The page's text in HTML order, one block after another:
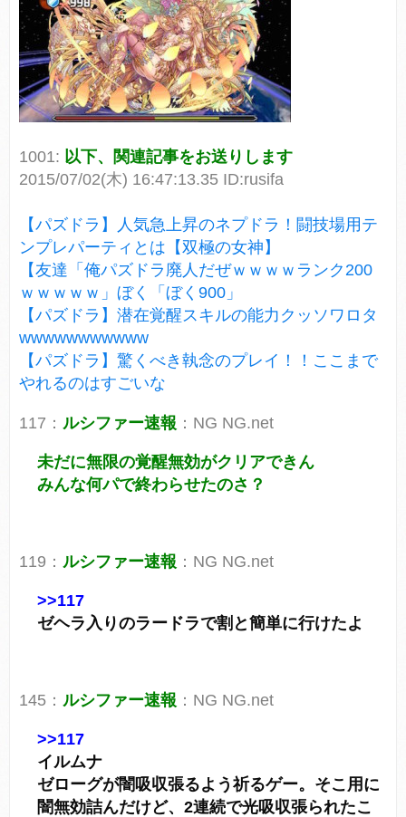
1001: 以下、関連記事をお送りします
2015/07/02(木) 16:47:13.35 ID:rusifa
【パズドラ】人気急上昇のネプドラ！闘技場用テ
ンプレパーティとは【双極の女神】
【友達「俺パズドラ廃人だぜｗｗｗｗランク200
ｗｗｗｗｗ」ぼく「ぼく900」
【パズドラ】潜在覚醒スキルの能力クッソワロタ
wwwwwwwwwww
【パズドラ】驚くべき執念のプレイ！！ここまで
やれるのはすごいな
117： ルシファー速報 ：NG NG.net
未だに無限の覚醒無効がクリアできん
みんな何パで終わらせたのさ？
119： ルシファー速報 ：NG NG.net
>>117
ゼヘラ入りのラードラで割と簡単に行けたよ
145： ルシファー速報 ：NG NG.net
>>117
イルムナ
ゼローグが闇吸収張るよう祈るゲー。そこ用に
闇無効詰んだけど、2連続で光吸収張られたこ